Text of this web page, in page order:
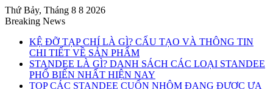
Thứ Bảy, Tháng 8 8 2026
Breaking News
KỆ ĐỠ TẠP CHÍ LÀ GÌ? CẤU TẠO VÀ THÔNG TIN
CHI TIẾT VỀ SẢN PHẨM
STANDEE LÀ GÌ? DANH SÁCH CÁC LOẠI STANDEE
PHỔ BIẾN NHẤT HIỆN NAY
TOP CÁC STANDEE CUỐN NHÔM ĐANG ĐƯỢC ƯA